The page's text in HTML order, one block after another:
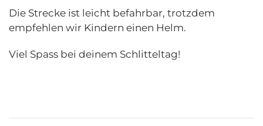
Die Strecke ist leicht befahrbar, trotzdem
empfehlen wir Kindern einen Helm.
Viel Spass bei deinem Schlitteltag!